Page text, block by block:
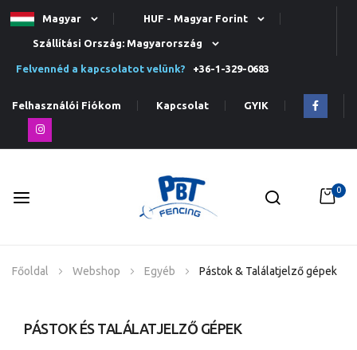
Magyar HUF - Magyar Forint
Szállítási Ország: Magyarország
Felvennéd a kapcsolatot velünk? +36-1-329-0683
Felhasználói Fiókom Kapcsolat GYIK
0
a
Főoldal Webshop Egyéb Pástok & Találatjelző gépek
PÁSTOK ÉS TALÁLATJELZŐ GÉPEK